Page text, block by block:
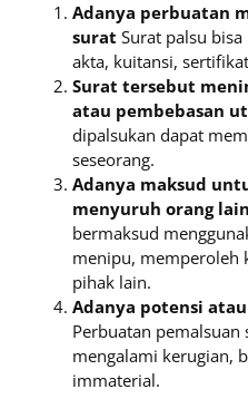
Adanya perbuatan
surat Surat palsu
akta, kuitansi,
Surat tersebut
atau pembebasan
dipalsukan dapat
seseorang.
Adanya maksud
menyuruh orang
bermaksud
menipu, memperoleh
pihak lain.
Adanya potensi
Perbuatan
mengalami kerugian,
immaterial.